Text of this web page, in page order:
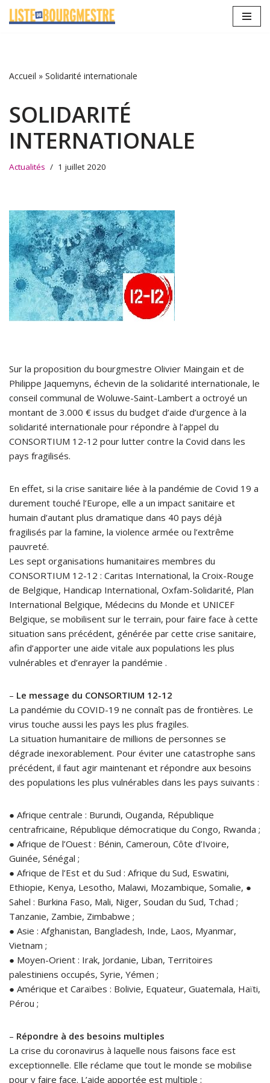
Accueil » Solidarité internationale
SOLIDARITÉ
INTERNATIONALE
Actualités 1 juillet 2020
Sur la proposition du bourgmestre Olivier Maingain et de
Philippe Jaquemyns, échevin de la solidarité internationale, le
conseil communal de Woluwe-Saint-Lambert a octroyé un
montant de 3.000 € issus du budget d’aide d’urgence à la
solidarité internationale pour répondre à l’appel du
CONSORTIUM 12-12 pour lutter contre la Covid dans les
pays fragilisés.
En effet, si la crise sanitaire liée à la pandémie de Covid 19 a
durement touché l’Europe, elle a un impact sanitaire et
humain d’autant plus dramatique dans 40 pays déjà
fragilisés par la famine, la violence armée ou l’extrême
pauvreté.
Les sept organisations humanitaires membres du
CONSORTIUM 12-12 : Caritas International, la Croix-Rouge
de Belgique, Handicap International, Oxfam-Solidarité, Plan
International Belgique, Médecins du Monde et UNICEF
Belgique, se mobilisent sur le terrain, pour faire face à cette
situation sans précédent, générée par cette crise sanitaire,
afin d’apporter une aide vitale aux populations les plus
vulnérables et d’enrayer la pandémie .
– Le message du CONSORTIUM 12-12
La pandémie du COVID-19 ne connaît pas de frontières. Le
virus touche aussi les pays les plus fragiles.
La situation humanitaire de millions de personnes se
dégrade inexorablement. Pour éviter une catastrophe sans
précédent, il faut agir maintenant et répondre aux besoins
des populations les plus vulnérables dans les pays suivants :
● Afrique centrale : Burundi, Ouganda, République
centrafricaine, République démocratique du Congo, Rwanda ;
● Afrique de l’Ouest : Bénin, Cameroun, Côte d’Ivoire,
Guinée, Sénégal ;
● Afrique de l’Est et du Sud : Afrique du Sud, Eswatini,
Ethiopie, Kenya, Lesotho, Malawi, Mozambique, Somalie, ●
Sahel : Burkina Faso, Mali, Niger, Soudan du Sud, Tchad ;
Tanzanie, Zambie, Zimbabwe ;
● Asie : Afghanistan, Bangladesh, Inde, Laos, Myanmar,
Vietnam ;
● Moyen-Orient : Irak, Jordanie, Liban, Territoires
palestiniens occupés, Syrie, Yémen ;
● Amérique et Caraïbes : Bolivie, Equateur, Guatemala, Haïti,
Pérou ;
– Répondre à des besoins multiples
La crise du coronavirus à laquelle nous faisons face est
exceptionnelle. Elle réclame que tout le monde se mobilise
pour y faire face. L’aide apportée est multiple :